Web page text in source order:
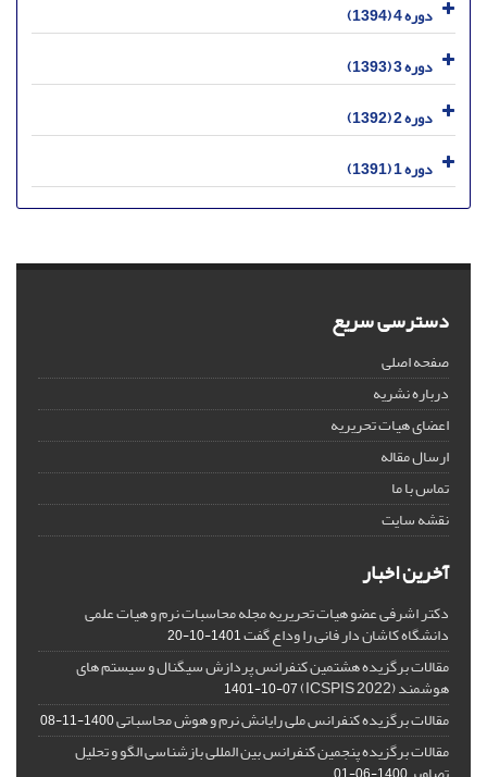
دوره 4 (1394)
دوره 3 (1393)
دوره 2 (1392)
دوره 1 (1391)
دسترسی سریع
صفحه اصلی
درباره نشریه
اعضای هیات تحریریه
ارسال مقاله
تماس با ما
نقشه سایت
آخرین اخبار
دکتر اشرفی عضو هیات تحریریه مجله محاسبات نرم و هیات علمی
دانشگاه کاشان دار فانی را وداع گفت1401-10-20
مقالات برگزیده هشتمین کنفرانس پردازش سیگنال و سیستم های
هوشمند (ICSPIS 2022) 1401-10-07
مقالات برگزیده کنفرانس ملی رایانش نرم و هوش محاسباتی1400-11-08
مقالات برگزیده پنجمین کنفرانس بین المللی بازشناسی الگو و تحلیل